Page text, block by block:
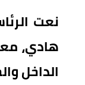
نعت
هادي،
الداخل